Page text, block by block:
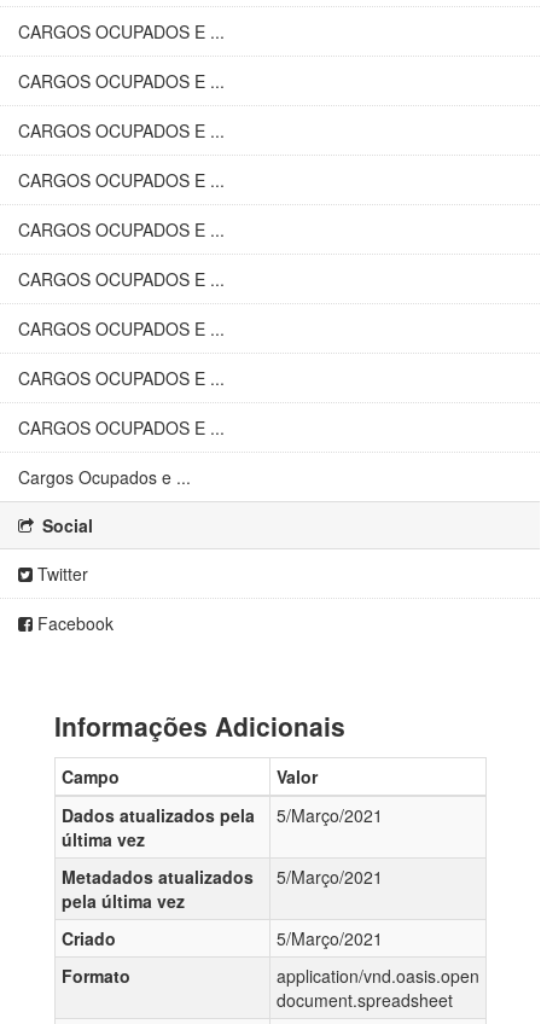
CARGOS OCUPADOS E ...
CARGOS OCUPADOS E ...
CARGOS OCUPADOS E ...
CARGOS OCUPADOS E ...
CARGOS OCUPADOS E ...
CARGOS OCUPADOS E ...
CARGOS OCUPADOS E ...
CARGOS OCUPADOS E ...
CARGOS OCUPADOS E ...
Cargos Ocupados e ...
Social
Twitter
Facebook
Informações Adicionais
Campo
Valor
Dados atualizados pela
última vez
5/Março/2021
Metadados atualizados
pela última vez
5/Março/2021
Criado
5/Março/2021
Formato
application/vnd.oasis.open
document.spreadsheet